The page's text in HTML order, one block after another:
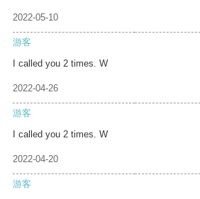
2022-05-10
游客
I called you 2 times. W
2022-04-26
游客
I called you 2 times. W
2022-04-20
游客